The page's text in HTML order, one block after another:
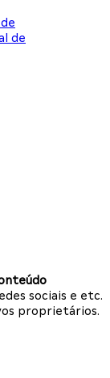
de
sociais e etc.
proprietários.